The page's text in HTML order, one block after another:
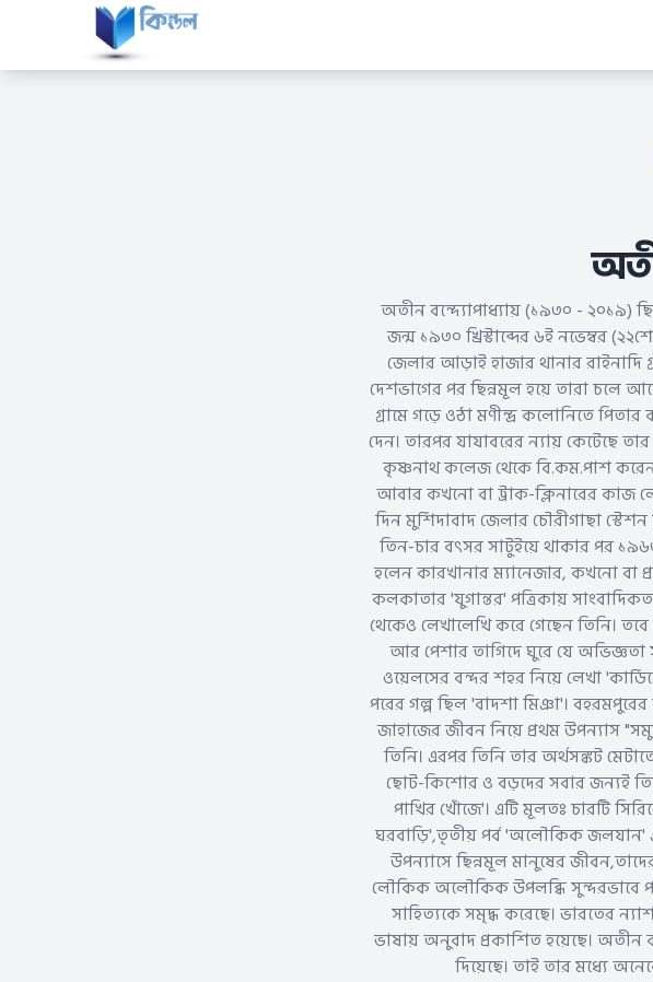
অতীন বন্দ্যোপাধ্যায় (১৯৩০ - ২০১৯)
জন্ম ১৯৩০ খ্রিস্টাব্দের ৬ই নভেম্বর
জেলার আড়াই হাজার থানার রাইনাদি
দেশভাগের পর ছিন্নমূল হয়ে তারা চলে
গ্রামে গড়ে ওঠা মণীন্দ্র কলোনিতে
দেন। তারপর যাযাবরের ন্যায় কেটেছে
কৃষ্ণনাথ কলেজ থেকে বি.কম.পাশ করেন
আবার কখনো বা ট্রাক-ক্লিনারের কাজ
দিন মুর্শিদাবাদ জেলার চৌরীগাছা
তিন-চার বৎসর সাটুইয়ে থাকার পর
হলেন কারখানার ম্যানেজার, কখনো বা
কলকাতার 'যুগান্তর' পত্রিকায়
থেকেও লেখালেখি করে গেছেন তিনি।
আর পেশার তাগিদে ঘুরে যে অভিজ্ঞতা
ওয়েলসের বন্দর শহর নিয়ে লেখা
পরের গল্প ছিল 'বাদশা মিঞা'।
জাহাজের জীবন নিয়ে প্রথম উপন্যাস
তিনি। এরপর তিনি তার অর্থসঙ্কট
ছোট-কিশোর ও বড়দের সবার জন্যই
পাখির খোঁজে'। এটি মূলতঃ চারটি
ঘরবাড়ি',তৃতীয় পর্ব 'অলৌকিক জলযান'
উপন্যাসে ছিন্নমূল মানুষের
লৌকিক অলৌকিক উপলব্ধি সুন্দরভাবে
সাহিত্যকে সমৃদ্ধ করেছে। ভারতের
ভাষায় অনুবাদ প্রকাশিত হয়েছে। অতীন
দিয়েছে। তাই তার মধ্যে